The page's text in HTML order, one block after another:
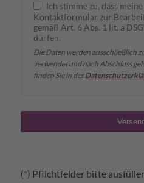
Ich stimme zu, dass
Kontaktformular zur
gemäß Art. 6 Abs. 1 lit. a
dürfen.
Die Daten werden ausschließlich
verwendet und nach Abschluss
finden Sie in der
(*) Pflichtfelder bitte